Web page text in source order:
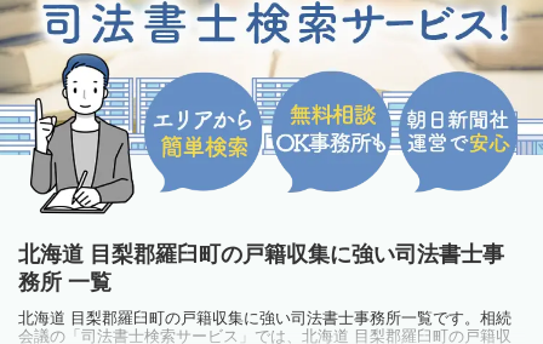
北海道 目梨郡羅臼町の戸籍収集に強い司法書士事
務所 一覧
北海道 目梨郡羅臼町の戸籍収集に強い司法書士事務所一覧です。相続
会議の「司法書士検索サービス」では、北海道 目梨郡羅臼町の戸籍収